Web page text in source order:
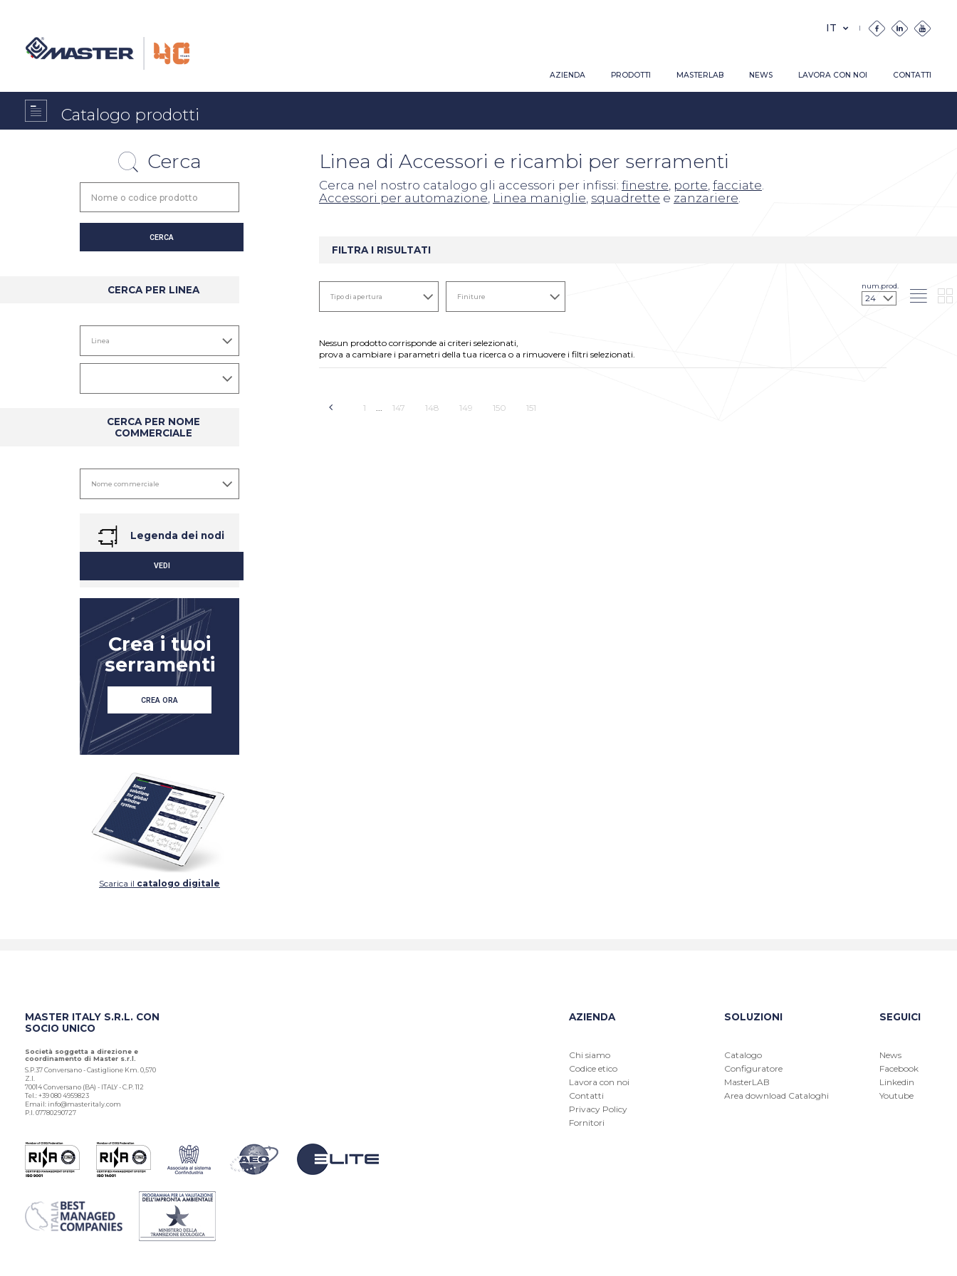
AZIENDA PRODOTTI MASTERLAB NEWS LAVORA CON NOI CONTATTI
Catalogo prodotti
Cerca
CERCA PER LINEA
CERCA PER NOME
COMMERCIALE
Legenda dei nodi
VEDI
Crea i tuoi
serramenti
CREA ORA
Scarica il catalogo digitale
Linea di Accessori e ricambi per serramenti
Cerca nel nostro catalogo gli accessori per infissi: finestre, porte, facciate.
Accessori per automazione, Linea maniglie, squadrette e zanzariere.
FILTRA I RISULTATI
num.prod.
Nessun prodotto corrisponde ai criteri selezionati,
prova a cambiare i parametri della tua ricerca o a rimuovere i filtri selezionati.
1 147 148 149 150 151
MASTER ITALY S.R.L. CON
SOCIO UNICO
Società soggetta a direzione e
coordinamento di Master s.r.l.
S.P.37 Conversano - Castiglione Km. 0,570
Z.I.
70014 Conversano (BA) - ITALY - C.P. 112
Tel.: +39 080 4959823
Email: info@masteritaly.com
P.I. 07780290727
AZIENDA
Chi siamo
Codice etico
Lavora con noi
Contatti
Privacy Policy
Fornitori
SOLUZIONI
Catalogo
Configuratore
MasterLAB
Area download Cataloghi
SEGUICI
News
Facebook
Linkedin
Youtube